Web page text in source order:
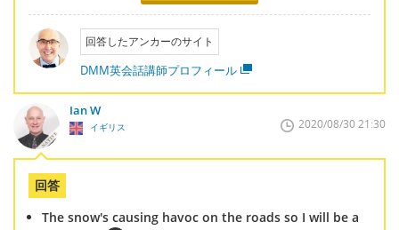
回答したアンカーのサイト
DMM英会話講師プロフィール
Ian W
イギリス 2020/08/30 21:30
回答
The snow's causing havoc on the roads so I will be a